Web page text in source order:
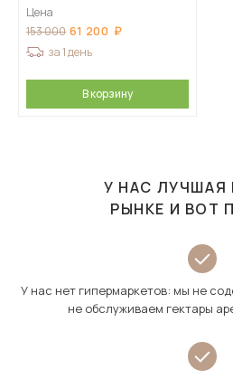
Цена
153 000 61 200
за 1 день
В корзину
У НАС ЛУЧШАЯ
РЫНКЕ И ВОТ
У нас нет гипермаркетов: мы не
не обслуживаем гектары